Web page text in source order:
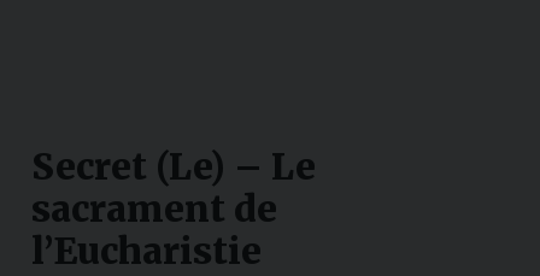
Secret (Le) – Le
sacrament de
l’Eucharistie